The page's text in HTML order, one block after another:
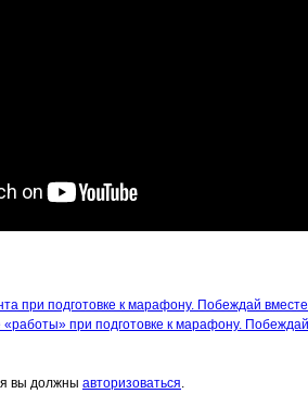
при подготовке к марафону. Побеждай
при подготовке к марафону.
вы должны авторизоваться.